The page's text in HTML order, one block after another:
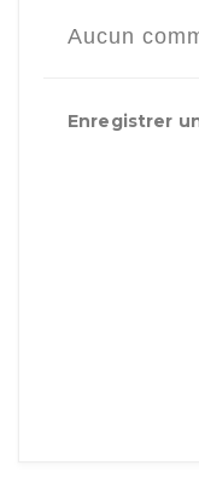
Aucun
Enregistrer